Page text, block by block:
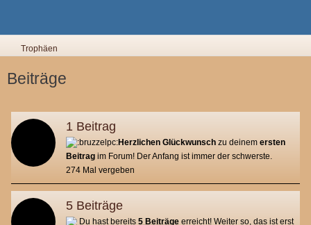
Trophäen
Beiträge
1 Beitrag
Herzlichen Glückwunsch zu deinem ersten
Beitrag im Forum! Der Anfang ist immer der schwerste.
274 Mal vergeben
5 Beiträge
Du hast bereits 5 Beiträge erreicht! Weiter so, das ist erst